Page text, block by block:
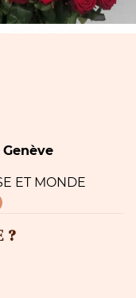
ET MONDE
?